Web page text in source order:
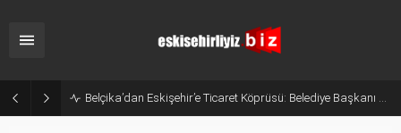
Belçika’dan Eskişehir’e Ticaret Köprüsü: Belediye Başkanı Emir Kır MÜSİAD’ı Ziyaret Etti